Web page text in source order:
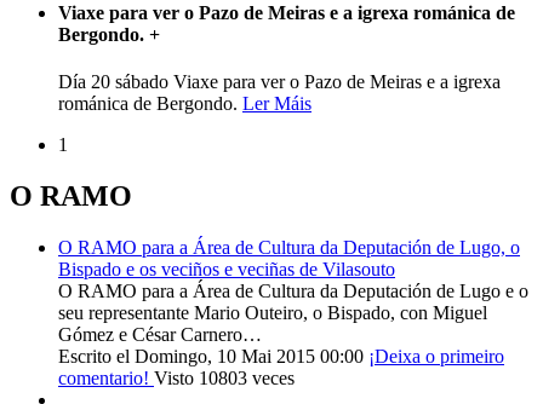
Viaxe para ver o Pazo de Meiras e a igrexa románica de
Bergondo. +
Día 20 sábado Viaxe para ver o Pazo de Meiras e a igrexa
románica de Bergondo. Ler Máis
1
O RAMO
O RAMO para a Área de Cultura da Deputación de Lugo, o
Bispado e os veciños e veciñas de Vilasouto
O RAMO para a Área de Cultura da Deputación de Lugo e o
seu representante Mario Outeiro, o Bispado, con Miguel
Gómez e César Carnero…
Escrito el Domingo, 10 Mai 2015 00:00 ¡Deixa o primeiro
comentario! Visto 10803 veces